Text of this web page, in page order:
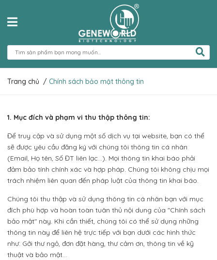
Trang chủ / Chính sách bảo mật thông tin
1. Mục đích và phạm vi thu thập thông tin:
Để truy cập và sử dụng một số dịch vụ tại website, bạn có thể
sẽ được yêu cầu đăng ký với chúng tôi thông tin cá nhân
(Email, Họ tên, Số ĐT liên lạc…). Mọi thông tin khai báo phải
đảm bảo tính chính xác và hợp pháp. Chúng tôi không chịu mọi
trách nhiệm liên quan đến pháp luật của thông tin khai báo.
Chúng tôi thu thập và sử dụng thông tin cá nhân bạn với mục
đích phù hợp và hoàn toàn tuân thủ nội dung của "Chính sách
bảo mật" này. Khi cần thiết, chúng tôi có thể sử dụng những
thông tin này để liên hệ trực tiếp với bạn dưới các hình thức
như: Gởi thư ngỏ, đơn đặt hàng, thư cảm ơn, thông tin về kỹ
thuật và bảo mật...